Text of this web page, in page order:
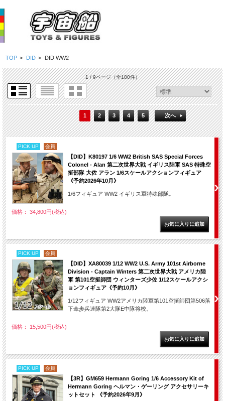
TOP > DID > DID WW2
1 / 9ページ（全180件）
1 2 3 4 5 次へ
PICK UP 会員
【DID】K80197 1/6 WW2 British SAS Special Forces
Colonel - Alan 第二次世界大戦 イギリス陸軍 SAS 特殊空
挺部隊 大佐 アラン 1/6スケールアクションフィギュア
《予約2026年10月》
1/6フィギュア WW2 イギリス軍特殊部隊。
価格： 34,800円(税込)
PICK UP 会員
【DID】XA80039 1/12 WW2 U.S. Army 101st Airborne
Division - Captain Winters 第二次世界大戦 アメリカ陸
軍 第101空挺師団 ウィンターズ少佐 1/12スケールアクシ
ョンフィギュア《予約10月》
1/12フィギュア WW2アメリカ陸軍第101空挺師団第506落
下傘歩兵連隊第2大隊E中隊将校。
価格： 15,500円(税込)
PICK UP 会員
【3R】GM659 Hermann Goring 1/6 Accessory Kit of
Hermann Goring ヘルマン・ゲーリング アクセサリーキ
ットセット 《予約2026年9月》